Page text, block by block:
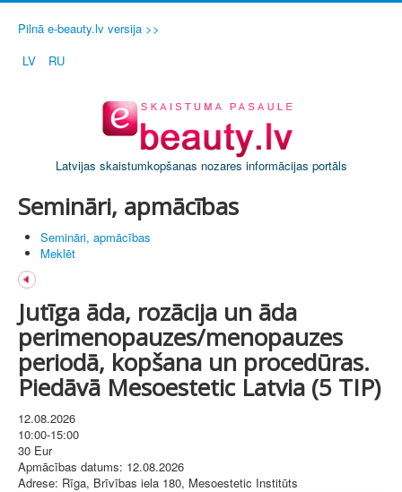
Pilnā e-beauty.lv versija >>
LV
RU
Latvijas skaistumkopšanas nozares informācijas portāls
Semināri, apmācības
Semināri, apmācības
Meklēt
Jutīga āda, rozācija un āda
perimenopauzes/menopauzes
periodā, kopšana un procedūras.
Piedāvā Mesoestetic Latvia (5 TIP)
12.08.2026
10:00-15:00
30 Eur
Apmācības datums: 12.08.2026
Adrese: Rīga, Brīvības iela 180, Mesoestetic Institūts